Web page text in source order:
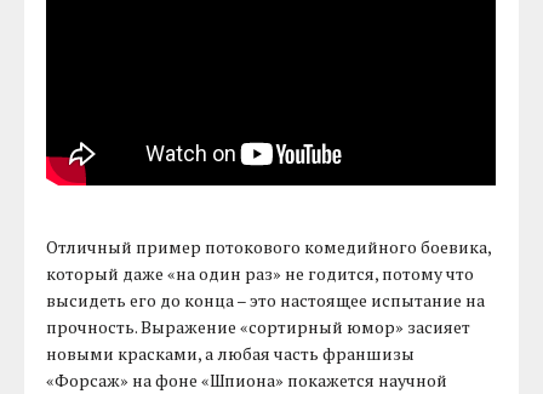
Отличный пример потокового комедийного боевика,
который даже «на один раз» не годится, потому что
высидеть его до конца – это настоящее испытание на
прочность. Выражение «сортирный юмор» засияет
новыми красками, а любая часть франшизы
«Форсаж» на фоне «Шпиона» покажется научной